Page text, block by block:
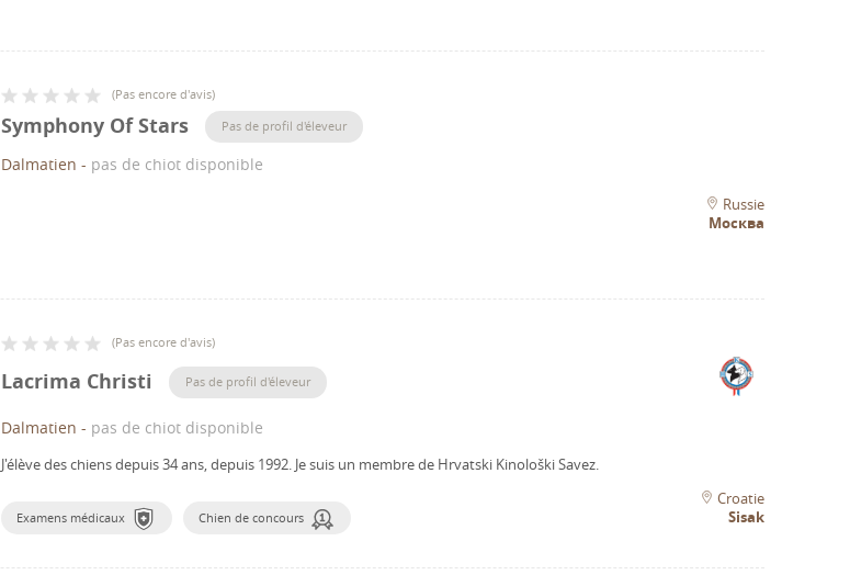
(Pas encore d'avis)
Symphony Of Stars Pas de profil d'éleveur
Dalmatien - pas de chiot disponible
Russie
Москва
(Pas encore d'avis)
Lacrima Christi Pas de profil d'éleveur
Dalmatien - pas de chiot disponible
J'élève des chiens depuis 34 ans, depuis 1992. Je suis un membre de Hrvatski Kinološki Savez.
Examens médicaux Chien de concours
Croatie
Sisak